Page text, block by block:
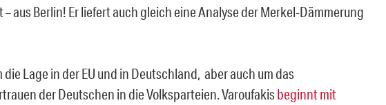
aus Berlin! Er liefert auch gleich eine Analyse der Merkel-Dämmerung
die Lage in der EU und in Deutschland, aber auch um das
der Deutschen in die Volksparteien. Varoufakisbeginnt mit